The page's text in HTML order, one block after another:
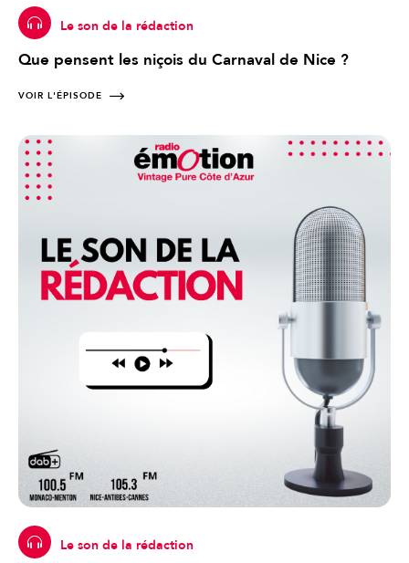
Le son de la rédaction
Que pensent les niçois du Carnaval de Nice ?
VOIR L'ÉPISODE
Le son de la rédaction